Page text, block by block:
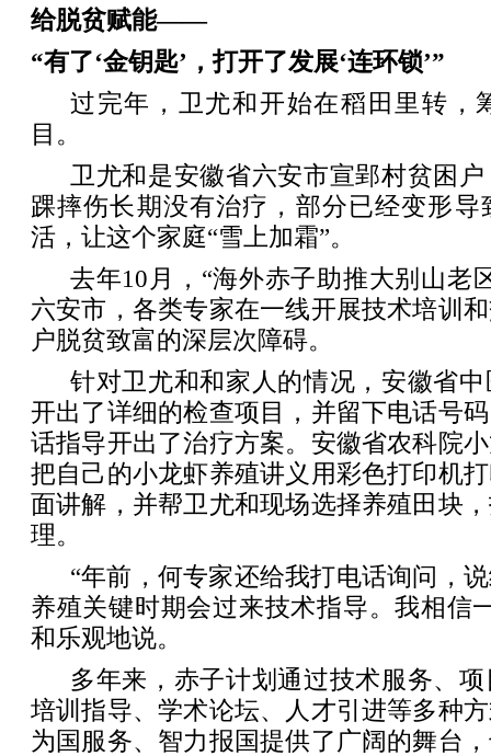
给脱贫赋能——
“有了‘金钥匙’，打开了发展‘连环锁’”
过完年，卫尤和开始在稻田里转，
目。
卫尤和是安徽省六安市宣郢村贫困
踝摔伤长期没有治疗，部分已经变形导
活，让这个家庭“雪上加霜”。
去年10月，“海外赤子助推大别山老
六安市，各类专家在一线开展技术培训
户脱贫致富的深层次障碍。
针对卫尤和和家人的情况，安徽省
开出了详细的检查项目，并留下电话号
话指导开出了治疗方案。安徽省农科院
把自己的小龙虾养殖讲义用彩色打印机
面讲解，并帮卫尤和现场选择养殖田块
理。
“年前，何专家还给我打电话询问，
养殖关键时期会过来技术指导。我相信
和乐观地说。
多年来，赤子计划通过技术服务、
培训指导、学术论坛、人才引进等多种
为国服务、智力报国提供了广阔的舞台